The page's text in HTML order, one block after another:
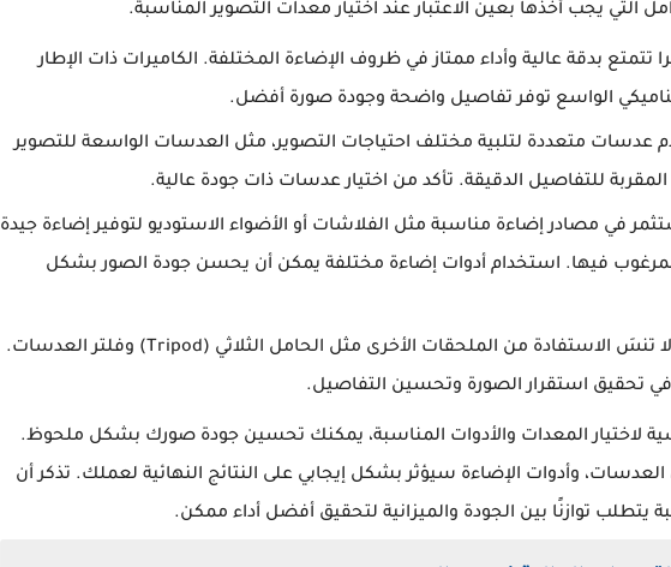
يجب أخذها بعين الاعتبار عند اختيار معدات التصوير المناسبة.
تتمتع بدقة عالية وأداء ممتاز في ظروف الإضاءة المختلفة. الكاميرات ذات الإطار
الواسع توفر تفاصيل واضحة وجودة صورة أفضل.
عدسات متعددة لتلبية مختلف احتياجات التصوير، مثل العدسات الواسعة للتصوير
للتفاصيل الدقيقة. تأكد من اختيار عدسات ذات جودة عالية.
في مصادر إضاءة مناسبة مثل الفلاشات أو الأضواء الاستوديو لتوفير إضاءة جيدة
فيها. استخدام أدوات إضاءة مختلفة يمكن أن يحسن جودة الصور بشكل
لا تنسَ الاستفادة من الملحقات الأخرى مثل الحامل الثلاثي (Tripod) وفلتر العدسات.
تحقيق استقرار الصورة وتحسين التفاصيل.
لاختيار المعدات والأدوات المناسبة، يمكنك تحسين جودة صورك بشكل ملحوظ.
العدسات، وأدوات الإضاءة سيؤثر بشكل إيجابي على النتائج النهائية لعملك. تذكر أن
يتطلب توازنًا بين الجودة والميزانية لتحقيق أفضل أداء ممكن.